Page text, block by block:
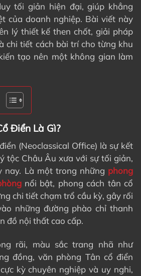
tối giản hiện đại, giúp khẳng
của doanh nghiệp. Bài viết này
lý thiết kế then chốt, giải pháp
chi tiết cách bài trí cho từng khu
tạo nên một không gian làm
Điển Là Gì?
(Neoclassical Office) là sự kết
tộc Châu Âu xưa với sự tối giản,
nay. Là một trong những phong
nổi bật, phong cách tân cổ
chi tiết chạm trổ cầu kỳ, gây rối
những đường phào chỉ thanh
đồ nội thất cao cấp.
rãi, màu sắc trang nhã như
đồng, văn phòng Tân cổ điển
kỳ chuyên nghiệp và uy nghi,